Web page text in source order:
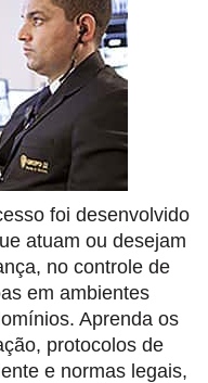
foi desenvolvido
atuam ou desejam
no controle de
em ambientes
Aprenda os
protocolos de
e normas legais,